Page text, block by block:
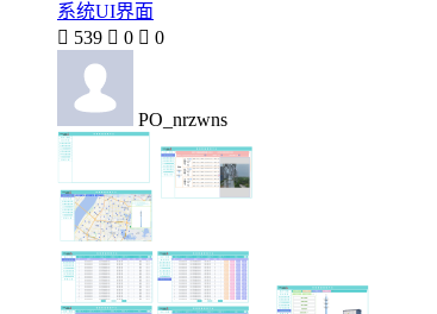
系统UI界面
 539  0  0
PO_nrzwns